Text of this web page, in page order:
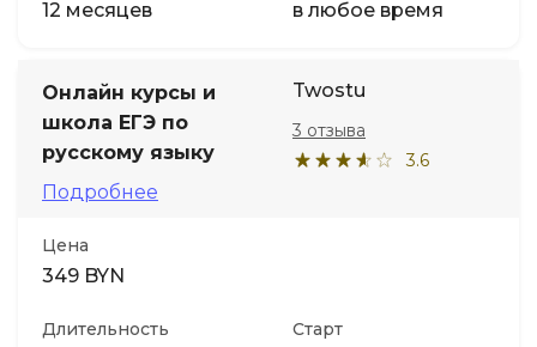
12 месяцев в любое время
Онлайн курсы и
школа ЕГЭ по
русскому языку
Подробнее
Twostu
3.6
3 отзыва
Цена
349 BYN
Длительность Старт